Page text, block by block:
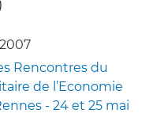
Rencontres du
de l’Economie
- 24 et 25 mai